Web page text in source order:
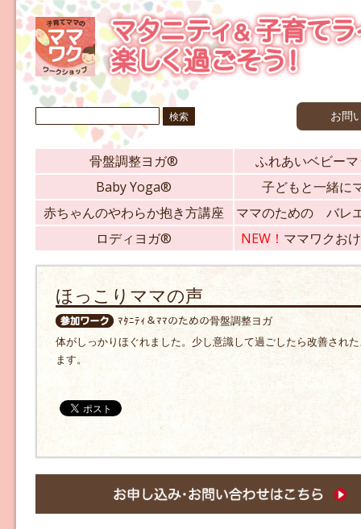
検
索: お問
骨盤調整ヨガ®
ふれあいベビー
Baby Yoga®
子どもと一緒に
赤ちゃんのやわらか抱き方講座
ママのための バレ
ロディヨガ®
NEW！ ママワクお
ほっこりママの声
ﾏﾀﾆﾃｨ＆ﾏﾏのための骨盤調整ヨガ
体がしっかりほぐれました。少し意識して過ごしたら改善され
ます。